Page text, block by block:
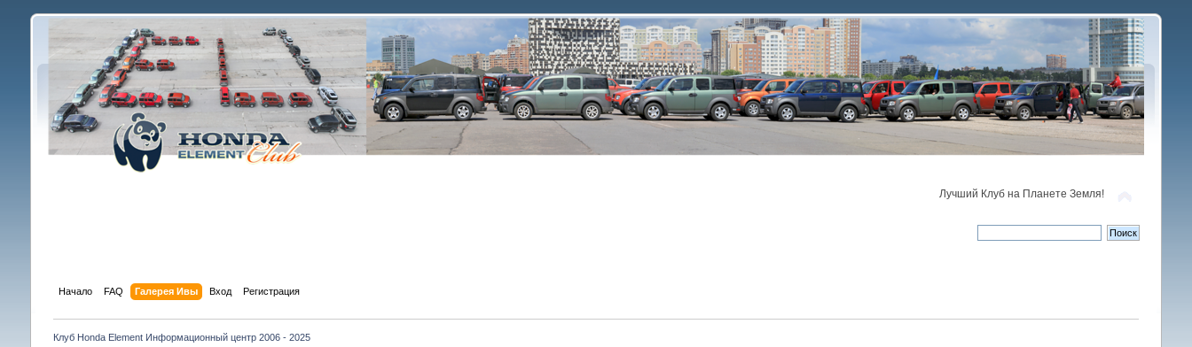
Лучший Клуб на Планете Земля!
Начало FAQ Галерея Ивы Вход Регистрация
Клуб Honda Element Информационный центр 2006 - 2025